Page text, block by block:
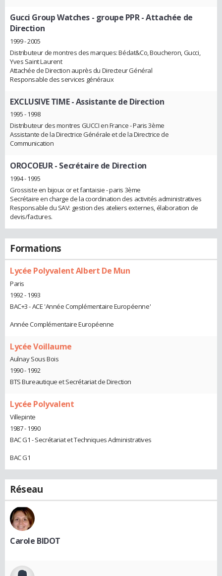
Gucci Group Watches - groupe PPR- Attachée de
Direction
1999 - 2005
Distributeur de montres des marques: Bédat&Co, Boucheron, Gucci,
Yves Saint Laurent
Attachée de Direction auprès du Directeur Général
Responsable des services généraux
EXCLUSIVE TIME- Assistante de Direction
1995 - 1998
Distributeur des montres GUCCI en France - Paris 3ème
Assistante de la Directrice Générale et de la Directrice de
Communication
OROCOEUR- Secrétaire de Direction
1994 - 1995
Grossiste en bijoux or et fantaisie - paris 3ème
Secrétaire en charge de la coordination des activités administratives
Responsable du SAV: gestion des ateliers externes, élaboration de
devis/factures.
Formations
Lycée Polyvalent Albert De Mun
Paris
1992 - 1993
BAC+3 - ACE 'Année Complémentaire Européenne'
Année Complémentaire Européenne
Lycée Voillaume
Aulnay Sous Bois
1990 - 1992
BTS Bureautique et Secrétariat de Direction
Lycée Polyvalent
Villepinte
1987 - 1990
BAC G1 - Secrétariat et Techniques Administratives
BAC G1
Réseau
Carole BIDOT